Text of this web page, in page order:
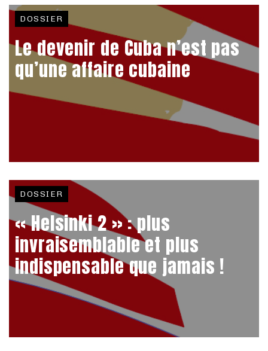
DOSSIER
Le devenir de Cuba n’est pas
qu’une affaire cubaine
DOSSIER
« Helsinki 2 » : plus
invraisemblable et plus
indispensable que jamais !